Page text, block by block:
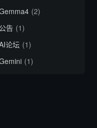
(2)
公告 (1)
论坛 (1)
(1)